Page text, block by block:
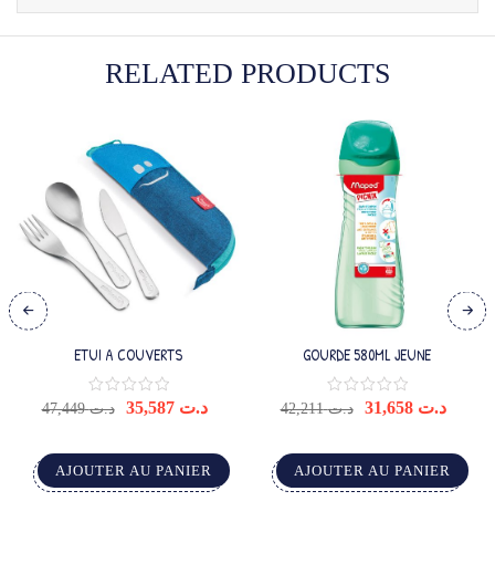
RELATED PRODUCTS
ETUI A COUVERTS
د.ت47,449 د.ت 35,587
AJOUTER AU PANIER
GOURDE 580ML JEUNE
د.ت42,211 د.ت 31,658
AJOUTER AU PANIER